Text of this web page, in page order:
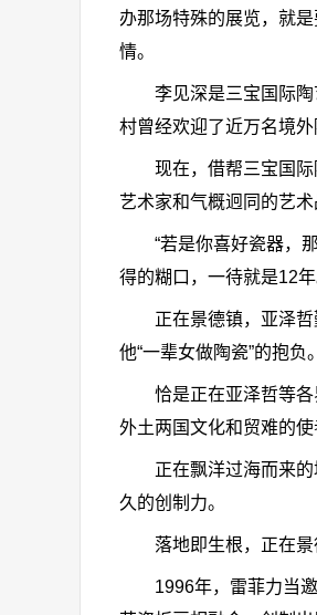
办那场特殊的展览，就
情。
李见深是三宝国际陶
村曾经欢迎了近万名境
现在，借帮三宝国际陶
艺术家和气概迥同的艺术
“若是你喜好瓷器，那
得的糊口，一待就是12年
正在景德镇，亚泽哲勤
他“一辈女做陶瓷”的抱负。
恰是正在亚泽哲等各
外土两国文化和贸难的使
正在飘洋过海而来的
久的创制力。
落地即生根，正在景德
1996年，雷菲力当邀